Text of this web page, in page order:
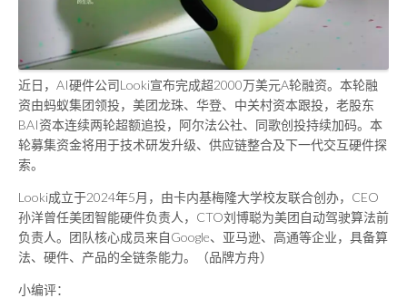
近日，AI硬件公司Looki宣布完成超2000万美元A轮融资。本轮融
资由蚂蚁集团领投，美团龙珠、华登、中关村资本跟投，老股东
BAI资本连续两轮超额追投，阿尔法公社、同歌创投持续加码。本
轮募集资金将用于技术研发升级、供应链整合及下一代交互硬件探
索。
Looki成立于2024年5月，由卡内基梅隆大学校友联合创办，CEO
孙洋曾任美团智能硬件负责人，CTO刘博聪为美团自动驾驶算法前
负责人。团队核心成员来自Google、亚马逊、高通等企业，具备算
法、硬件、产品的全链条能力。（品牌方舟）
小编评：